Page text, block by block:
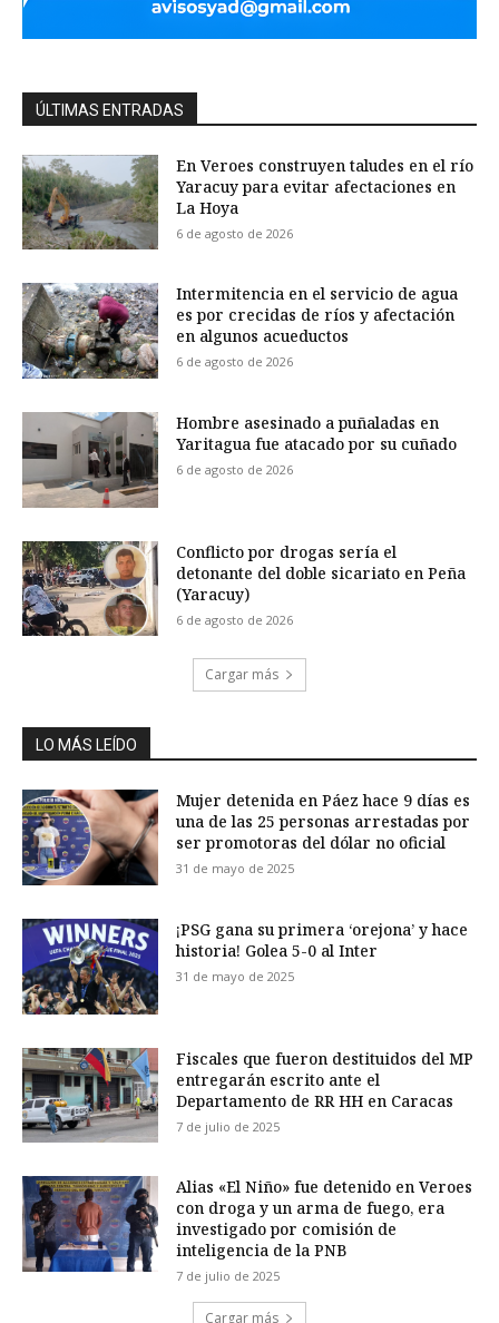
ÚLTIMAS ENTRADAS
En Veroes construyen taludes en el río
Yaracuy para evitar afectaciones en
La Hoya
6 de agosto de 2026
Intermitencia en el servicio de agua
es por crecidas de ríos y afectación
en algunos acueductos
6 de agosto de 2026
Hombre asesinado a puñaladas en
Yaritagua fue atacado por su cuñado
6 de agosto de 2026
Conflicto por drogas sería el
detonante del doble sicariato en Peña
(Yaracuy)
6 de agosto de 2026
Cargar más
LO MÁS LEÍDO
Mujer detenida en Páez hace 9 días es
una de las 25 personas arrestadas por
ser promotoras del dólar no oficial
31 de mayo de 2025
¡PSG gana su primera ‘orejona’ y hace
historia! Golea 5-0 al Inter
31 de mayo de 2025
Fiscales que fueron destituidos del MP
entregarán escrito ante el
Departamento de RR HH en Caracas
7 de julio de 2025
Alias «El Niño» fue detenido en Veroes
con droga y un arma de fuego, era
investigado por comisión de
inteligencia de la PNB
7 de julio de 2025
Cargar más